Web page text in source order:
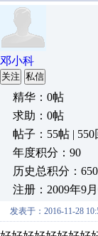
邓小科
关注 私信
精华：0帖
求助：0帖
帖子：55帖 | 550
年度积分：90
历史总积分：
注册：2009年9月
发表于：2016-11-28